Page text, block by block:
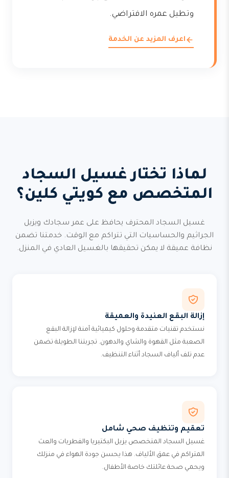
وتطيل عمره الافتراضي.
اعرف المزيد عن الخدمة
لماذا تختار غسيل السجاد
المتخصص مع كويتي كلين؟
غسيل السجاد المحترف يحافظ على عمر سجادك ويزيل
الجراثيم والحساسيات التي تتراكم مع الوقت. خدمتنا تضمن
نظافة عميقة لا يمكن تحقيقها بالغسيل العادي في المنزل.
إزالة البقع العنيدة والعميقة
نستخدم تقنيات متقدمة وحلول كيميائية آمنة لإزالة البقع
الصعبة مثل القهوة والشاي والدهون. تجربتنا الطويلة تضمن
عدم تلف ألياف السجاد أثناء التنظيف.
تعقيم وتنظيف صحي شامل
غسيل السجاد المتخصص يزيل البكتيريا والفطريات والعث
المتراكم في عمق الألياف. هذا يحسن جودة الهواء في منزلك
ويحمي صحة عائلتك خاصة الأطفال.